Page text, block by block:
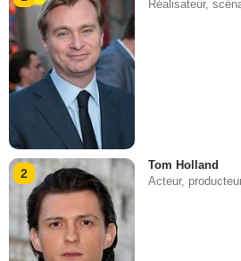
Réalisateur,
2
Tom Holland
Acteur,